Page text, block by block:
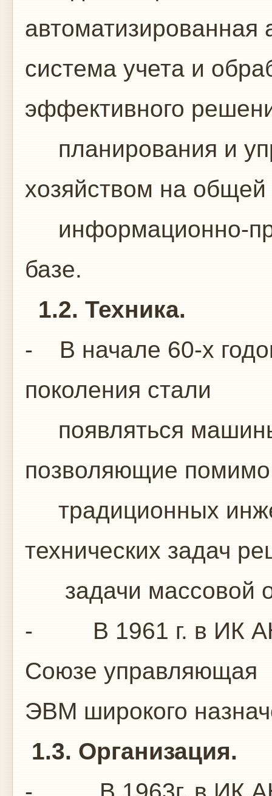
автоматизированная
система учета и
эффективного
планирования и
хозяйством на общей
информационно-
базе.
1.2. Техника.
- В начале 60-х
поколения стали
появляться
позволяющие помимо
традиционных
технических задач
задачи массовой
- В 1961 г. в ИК АН
Союзе управляющая
ЭВМ широкого
1.3. Организация.